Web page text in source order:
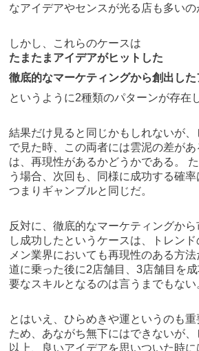
なアイデアやセンスが光る店も多いの
しかし、これらのケースは
たまたまアイデアがヒットした
徹底的なマーケティングから創出し
というように2種類のパターンが存在
結果だけ見ると同じかもしれないが
で見た時、この両者には雲泥の差が
は、再現性があるかどうかである。
う場合、次回も、同様に成功する確率
つまりギャンブルと同じだ。
反対に、徹底的なマーケティングか
し成功したというケースは、トレン
メン業界においても再現性のある方
道に乗った後に2店舗目、3店舗目を
要なスキルとなるのは言うまでもない
とはいえ、ひらめきや運というのも
ため、あながち無下にはできないが、
以上、良いアイデアを思いついた時